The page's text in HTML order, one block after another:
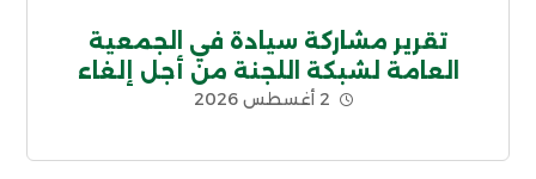
تقرير مشاركة سيادة في الجمعية
العامة لشبكة اللجنة من أجل إلغاء
الديون غير الشرعية CADTM بإفريقيا
2 أغسطس 2026